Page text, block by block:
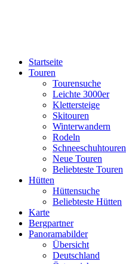
Startseite
Touren
Tourensuche
Leichte 3000er
Klettersteige
Skitouren
Winterwandern
Rodeln
Schneeschuhtouren
Neue Touren
Beliebteste Touren
Hütten
Hüttensuche
Beliebteste Hütten
Karte
Bergpartner
Panoramabilder
Übersicht
Deutschland